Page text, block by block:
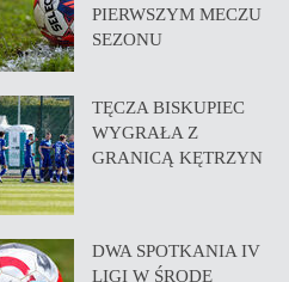
PIERWSZYM MECZU
SEZONU
TĘCZA BISKUPIEC
WYGRAŁA Z
GRANICĄ KĘTRZYN
DWA SPOTKANIA IV
LIGI W ŚRODĘ